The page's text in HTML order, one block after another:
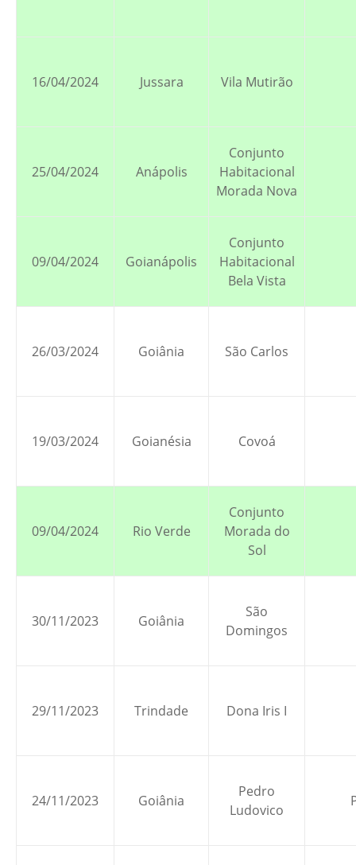
16/04/2024 Jussara Vila Mutirão
25/04/2024 Anápolis
Conjunto
Habitacional
Morada Nova
09/04/2024 Goianápolis
Conjunto
Habitacional
Bela Vista
26/03/2024 Goiânia São Carlos
19/03/2024 Goianésia Covoá
09/04/2024 Rio Verde
Conjunto
Morada do
Sol
30/11/2023 Goiânia
São
Domingos
29/11/2023 Trindade Dona Iris I
24/11/2023 Goiânia
Pedro
Ludovico